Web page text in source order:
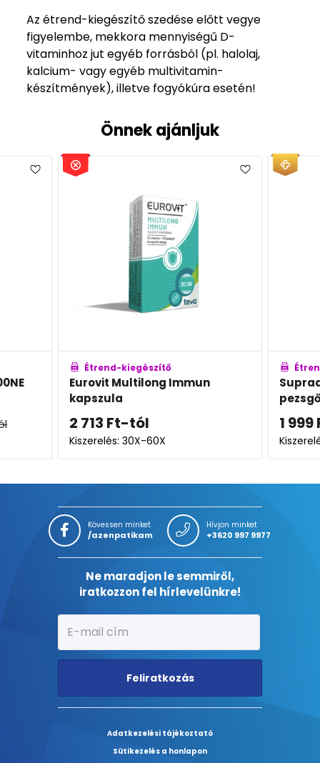
Az étrend-kiegészítő szedése előtt vegye
figyelembe, mekkora mennyiségű D-
vitaminhoz jut egyéb forrásból (pl. halolaj,
kalcium- vagy egyéb multivitamin-
készítmények), illetve fogyókúra esetén!
Önnek ajánljuk
Étrend-kiegészítő
Eurovit Multilong Immun
kapszula
2 713 Ft-tól
Kiszerelés: 30X-60X
1 999
Kövessen minket
/azenpatikam
Hívjon minket
+3620 997 9977
Ne maradjon le semmiről,
iratkozzon fel hírlevelünkre!
Feliratkozás
Adatkezelési tájékoztató
Sütikezelés a honlapon